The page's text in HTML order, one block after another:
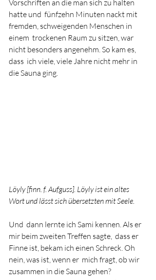
Vorschriften an die man sich zu halten
hatte und  fünfzehn Minuten nackt mit
fremden, schweigenden Menschen in
einem  trockenen Raum zu sitzen, war
nicht besonders angenehm. So kam es,
dass  ich viele, viele Jahre nicht mehr in
die Sauna ging.
Löyly [finn. f. Aufguss]. Löyly ist ein altes
Wort und lässt sich übersetzten mit Seele.
Und  dann lernte ich Sami kennen. Als er
mir beim zweiten Treffen sagte,  dass er
Finne ist, bekam ich einen Schreck. Oh
nein, was ist, wenn er  mich fragt, ob wir
zusammen in die Sauna gehen?